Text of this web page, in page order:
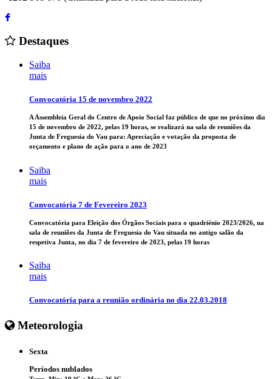
Destaques
Saiba
mais
Convocatória 15 de novembro 2022
A Assembleia Geral do Centro de Apoio Social faz público de que no próximo dia
15 de novembro de 2022, pelas 19 horas, se realizará na sala de reuniões da
Junta de Freguesia do Vau para: Apreciação e votação da proposta de
orçamento e plano de ação para o ano de 2023
Saiba
mais
Convocatória 7 de Fevereiro 2023
Convocatória para Eleição dos Órgãos Sociais para o quadriénio 2023/2026, na
sala de reuniões da Junta de Freguesia do Vau situada no antigo salão da
respetiva Junta, no dia 7 de fevereiro de 2023, pelas 19 horas
Saiba
mais
Convocatória para a reunião ordinária no dia 22.03.2018
Meteorologia
Sexta
Períodos nublados